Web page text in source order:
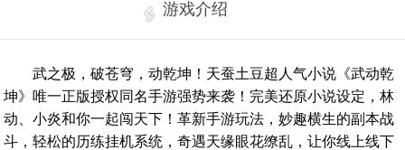
游戏介绍
武之极，破苍穹，动乾坤！天蚕土豆超人气小说《武动乾
坤》唯一正版授权同名手游强势来袭！完美还原小说设定，林
动、小炎和你一起闯天下！革新手游玩法，妙趣横生的副本战
斗，轻松的历练挂机系统，奇遇天缘眼花缭乱，让你线上线下